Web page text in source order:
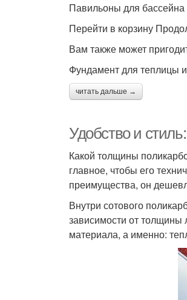
Павильоны для бассейна
Перейти в корзину
Вам также может
Фундамент для теплицы
читать дальше →
Удобство и
Какой толщины
главное, чтобы его
преимущества, он
Внутри сотового
зависимости от толщины
материала, а именно: